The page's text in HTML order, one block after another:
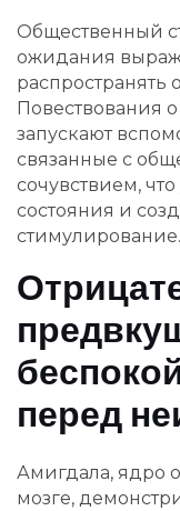
Общественный
ожидания
Повествования
запускают
связанные с
сочувствием,
состояния и
стимулирование.
перед
Амигдала, ядро
мозге,